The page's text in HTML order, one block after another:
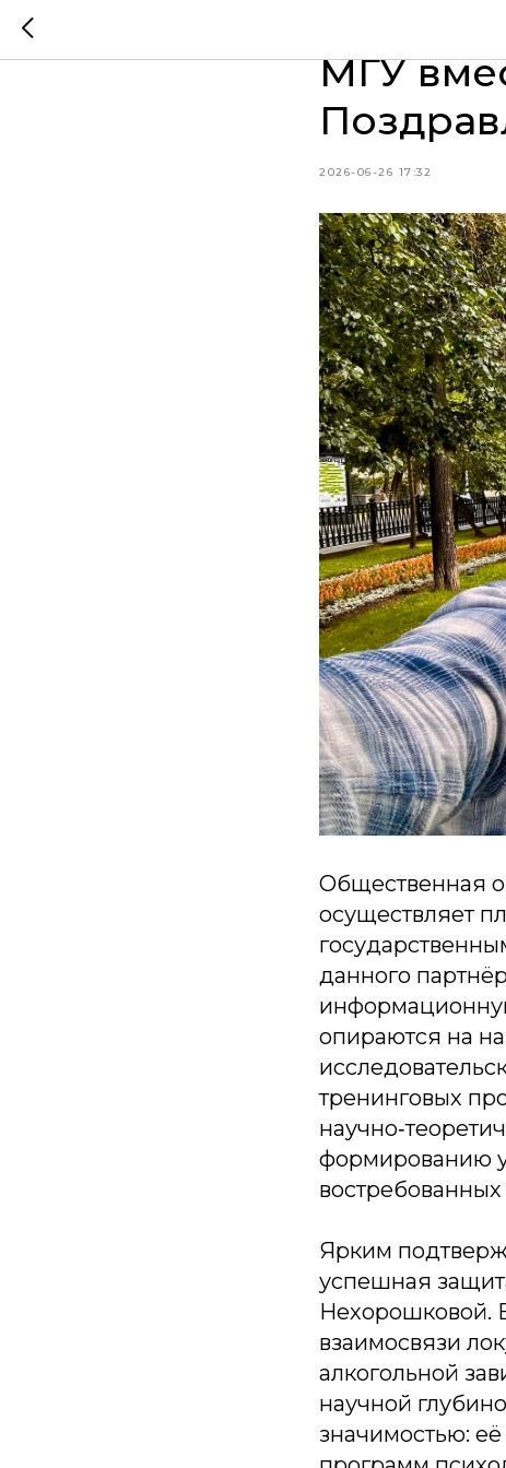
Наука и
МГУ
2026-06-26 17:32
Общественная
осуществляет
данного
опираются на
тренинговых
формированию
Ярким
успешная
Нехорошковой.
взаимосвязи
алкогольной
научной
значимостью: